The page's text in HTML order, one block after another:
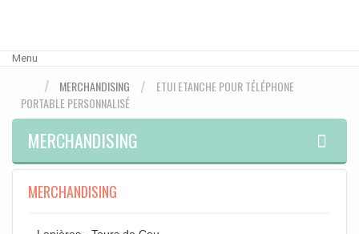
Menu
MERCHANDISING
ETUI ETANCHE POUR TÉLÉPHONE
PORTABLE PERSONNALISÉ
MERCHANDISING
MERCHANDISING